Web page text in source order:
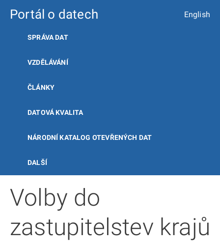
Portál o datech English
SPRÁVA DAT
VZDĚLÁVÁNÍ
ČLÁNKY
DATOVÁ KVALITA
NÁRODNÍ KATALOG OTEVŘENÝCH DAT
DALŠÍ
Volby do
zastupitelstev krajů